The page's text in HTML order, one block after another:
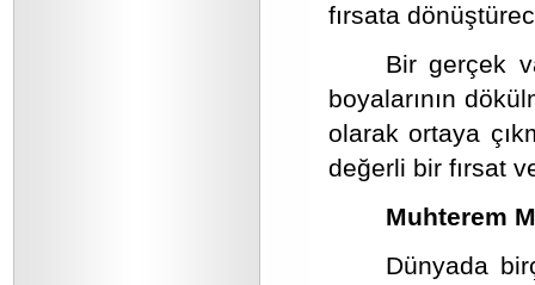
fırsata
Bir gerçek
boyalarının
olarak ortaya
değerli bir fırsat
Muhterem
Dünyada